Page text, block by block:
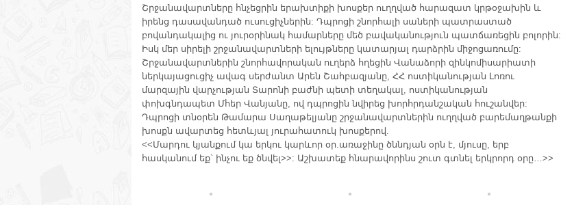
Շրջանավարտները հնչեցրին երախտիքի խոսքեր ուղղված հարազատ կրթօջախին և
իրենց դասավանդած ուսուցիչներին: Դպրոցի շնորհալի սաների պատրաստած
բովանդակալից ու յուրօրինակ համարները մեծ բավականություն պատճառեցին բոլորին:
Իսկ մեր սիրելի շրջանավարտների ելույթները կատարյալ դարձրին միջոցառումը:
Շրջանավարտներին շնորհավորական ուղերձ հղեցին Վանաձորի զինկոմիսարիատի
ներկայացուցիչ ավագ սերժանտ Արեն Շահբազյանը, ՀՀ ոստիկանության Լոռու
մարզային վարչության Տարոնի բաժնի պետի տեղակալ, ոստիկանության
փոխգնդապետ Մհեր Վանյանը, ով դպրոցին նվիրեց խորհրդանշական հուշանվեր:
Դպրոցի տնօրեն Թամարա Սաղաթելյանը շրջանավարտներին ուղղված բարեմաղթանքի
խոսքն ավարտեց հետևյալ յուրահատուկ խոսքերով.
<<Մարդու կյանքում կա երկու կարևոր օր.առաջինը ծննդյան օրն է, մյուսը, երբ
հասկանում եք` ինչու եք ծնվել>>: Աշխատեք հնարավորինս շուտ գտնել երկրորդ օրը…>>